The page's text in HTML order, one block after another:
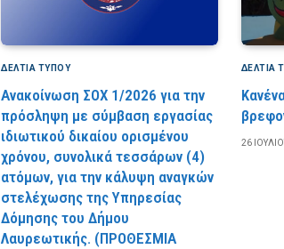
ΔΕΛΤΙΑ ΤΥΠΟΥ
Ανακοίνωση ΣΟΧ 1/2026 για την
πρόσληψη με σύμβαση εργασίας
ιδιωτικού δικαίου ορισμένου
χρόνου, συνολικά τεσσάρων (4)
ατόμων, για την κάλυψη αναγκών
στελέχωσης της Υπηρεσίας
Δόμησης του Δήμου
Λαυρεωτικής. (ΠPOΘEΣMIA
ΔΕΛΤΙΑ
26